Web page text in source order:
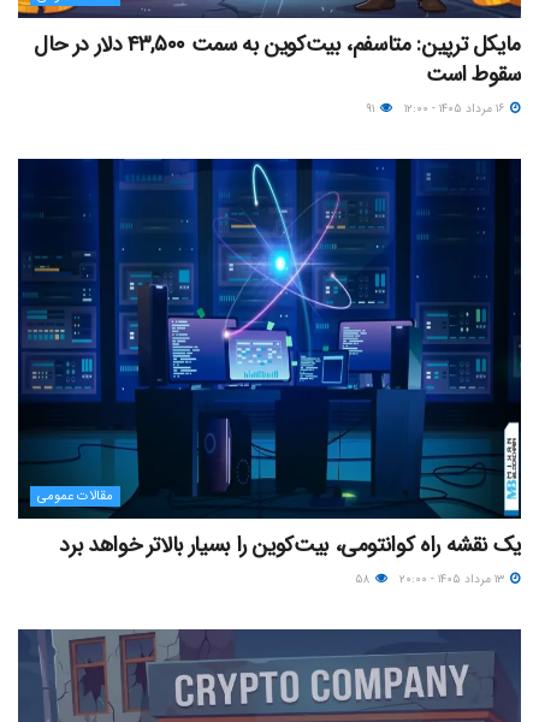
مایکل ترپین: متاسفم، بیت‌کوین به سمت ۴۳,۵۰۰ دلار در حال
سقوط است
مقالات عمومی
یک نقشه راه کوانتومی، بیت‌کوین را بسیار بالاتر خواهد برد